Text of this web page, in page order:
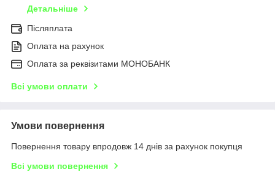
Детальніше
Післяплата
Оплата на рахунок
Оплата за реквізитами МОНОБАНК
Всі умови оплати
Умови повернення
Повернення товару впродовж 14 днів за рахунок покупця
Всі умови повернення